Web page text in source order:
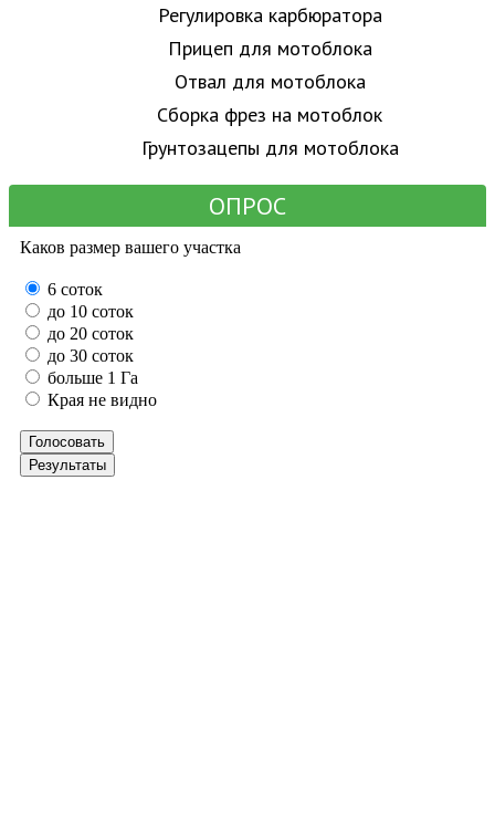
Регулировка карбюратора
Прицеп для мотоблока
Отвал для мотоблока
Сборка фрез на мотоблок
Грунтозацепы для мотоблока
ОПРОС
Каков размер вашего участка
6 соток
до 10 соток
до 20 соток
до 30 соток
больше 1 Га
Края не видно
Голосовать
Результаты